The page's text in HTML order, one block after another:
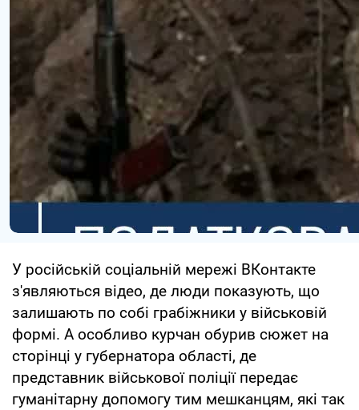
У російській соціальній мережі ВКонтакте
з'являються відео, де люди показують, що
залишають по собі грабіжники у військовій
формі. А особливо курчан обурив сюжет на
сторінці у губернатора області, де
представник військової поліції передає
гуманітарну допомогу тим мешканцям, які так